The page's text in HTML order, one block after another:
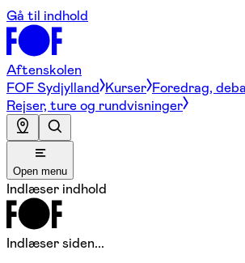
Gå til indhold
Aftenskolen
FOF Sydjylland Kurser Foredrag,
Rejser, ture og rundvisninger
Open menu
Indlæser indhold
Indlæser siden...